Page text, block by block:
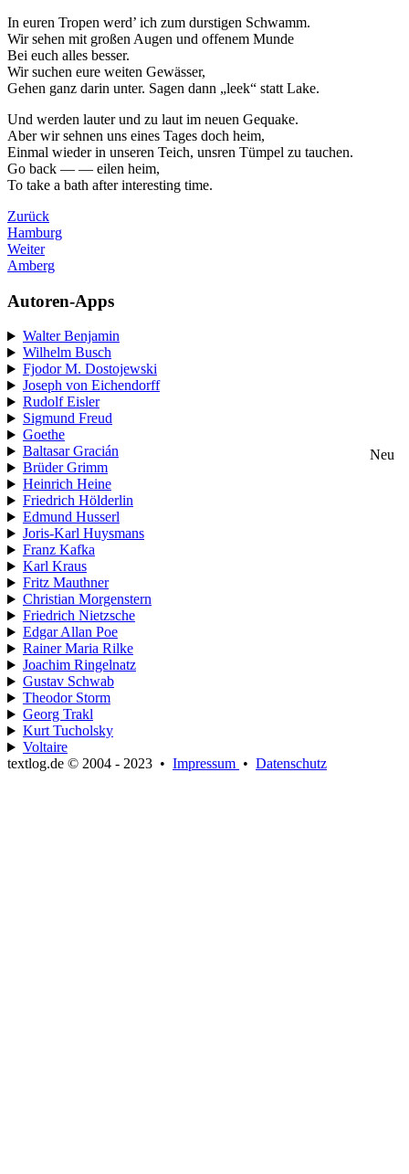
In euren Tropen werd’ ich zum durstigen Schwamm.
Wir sehen mit großen Augen und offenem Munde
Bei euch alles besser.
Wir suchen eure weiten Gewässer,
Gehen ganz darin unter. Sagen dann „leek“ statt Lake.
Und werden lauter und zu laut im neuen Gequake.
Aber wir sehnen uns eines Tages doch heim,
Einmal wieder in unseren Teich, unsren Tümpel zu tauchen.
Go back — — eilen heim,
To take a bath after interesting time.
Zurück
Hamburg
Weiter
Amberg
Autoren-Apps
Walter Benjamin
Wilhelm Busch
Fjodor M. Dostojewski
Joseph von Eichendorff
Rudolf Eisler
Sigmund Freud
Goethe
Baltasar Gracián
Neu
Brüder Grimm
Heinrich Heine
Friedrich Hölderlin
Edmund Husserl
Joris-Karl Huysmans
Franz Kafka
Karl Kraus
Fritz Mauthner
Christian Morgenstern
Friedrich Nietzsche
Edgar Allan Poe
Rainer Maria Rilke
Joachim Ringelnatz
Gustav Schwab
Theodor Storm
Georg Trakl
Kurt Tucholsky
Voltaire
textlog.de © 2004 - 2023 • Impressum • Datenschutz